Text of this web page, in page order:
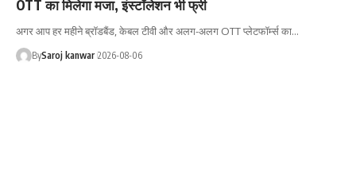
OTT का मिलेगा मजा, इंस्टॉलेशन भी फ्री
अगर आप हर महीने ब्रॉडबैंड, केबल टीवी और अलग-अलग OTT प्लेटफॉर्म्स का…
BySaroj kanwar 2026-08-06